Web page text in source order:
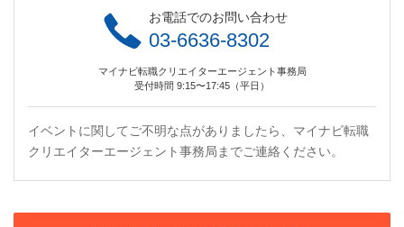
お電話でのお問い合わせ
03-6636-8302
マイナビ転職クリエイターエージェント事務局
受付時間 9:15〜17:45（平日）
イベントに関してご不明な点がありましたら、マイナビ転職
クリエイターエージェント事務局までご連絡ください。